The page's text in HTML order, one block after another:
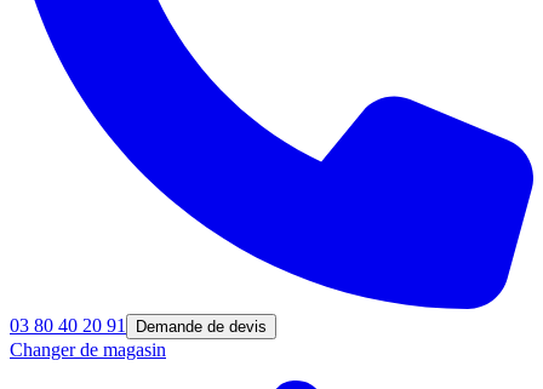
03 80 40 20 91 Demande de devis
Changer de magasin